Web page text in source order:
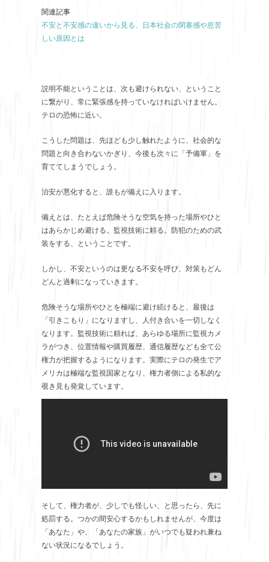
関連記事
不安と不安感の違いから見る、日本社会の閉塞感や息苦
しい原因とは
説明不能ということは、次も避けられない、ということ
に繋がり、常に緊張感を持っていなければいけません。
テロの恐怖に近い。
こうした問題は、先ほども少し触れたように、社会的な
問題と向き合わないかぎり、今後も次々に「予備軍」を
育ててしまうでしょう。
治安が悪化すると、誰もが備えに入ります。
備えとは、たとえば危険そうな空気を持った場所やひと
はあらかじめ避ける。監視技術に頼る。防犯のための武
装をする、ということです。
しかし、不安というのは更なる不安を呼び、対策もどん
どんと過剰になっていきます。
危険そうな場所やひとを極端に避け続けると、最後は
「引きこもり」になりますし、人付き合いを一切しなく
なります。監視技術に頼れば、あらゆる場所に監視カメ
ラがつき、位置情報や購買履歴、通信履歴なども全て公
権力が把握するようになります。実際にテロの発生でア
メリカは極端な監視国家となり、権力者側による私的な
覗き見も発覚しています。
そして、権力者が、少しでも怪しい、と思ったら、先に
処罰する。つかの間安心するかもしれませんが、今度は
「あなた」や、「あなたの家族」がいつでも疑われ兼ね
ない状況になるでしょう。